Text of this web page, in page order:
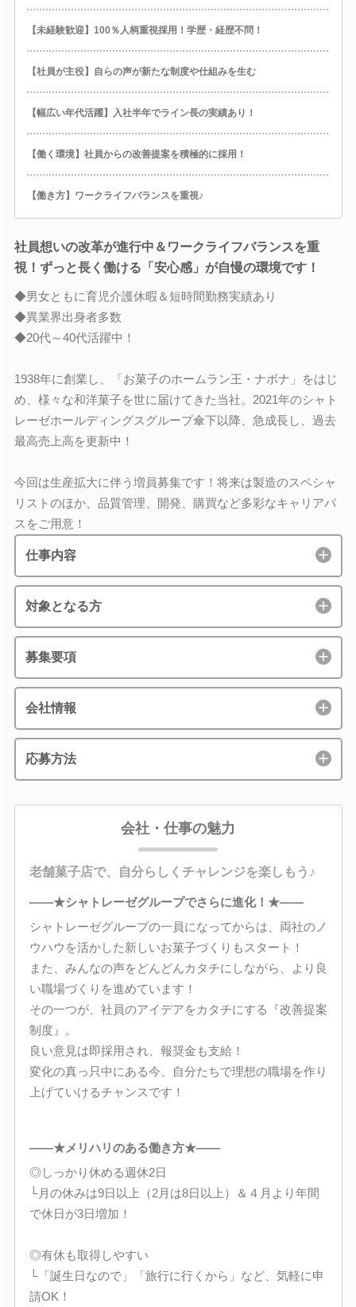
【未経験歓迎】100％人柄重視採用！学歴・経歴不問！
【社員が主役】自らの声が新たな制度や仕組みを生む
【幅広い年代活躍】入社半年でライン長の実績あり！
【働く環境】社員からの改善提案を積極的に採用！
【働き方】ワークライフバランスを重視♪
社員想いの改革が進行中＆ワークライフバランスを重
視！ずっと長く働ける「安心感」が自慢の環境です！
◆男女ともに育児介護休暇＆短時間勤務実績あり
◆異業界出身者多数
◆20代～40代活躍中！
1938年に創業し、「お菓子のホームラン王・ナボナ」をはじ
め、様々な和洋菓子を世に届けてきた当社。2021年のシャト
レーゼホールディングスグループ傘下以降、急成長し、過去
最高売上高を更新中！
今回は生産拡大に伴う増員募集です！将来は製造のスペシャ
リストのほか、品質管理、開発、購買など多彩なキャリアパ
スをご用意！
仕事内容
対象となる方
募集要項
会社情報
応募方法
会社・仕事の魅力
老舗菓子店で、自分らしくチャレンジを楽しもう♪
――★シャトレーゼグループでさらに進化！★――
シャトレーゼグループの一員になってからは、両社のノ
ウハウを活かした新しいお菓子づくりもスタート！
また、みんなの声をどんどんカタチにしながら、より良
い職場づくりを進めています！
その一つが、社員のアイデアをカタチにする『改善提案
制度』。
良い意見は即採用され、報奨金も支給！
変化の真っ只中にある今、自分たちで理想の職場を作り
上げていけるチャンスです！
――★メリハリのある働き方★――
◎しっかり休める週休2日
└月の休みは9日以上（2月は8日以上）＆４月より年間
で休日が3日増加！
◎有休も取得しやすい
└「誕生日なので」「旅行に行くから」など、気軽に申
請OK！